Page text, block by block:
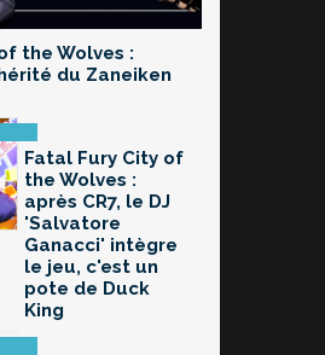
the Wolves :
du Zaneiken
Fatal Fury City of
the Wolves :
après CR7, le DJ
'Salvatore
Ganacci' intègre
le jeu, c'est un
pote de Duck
King